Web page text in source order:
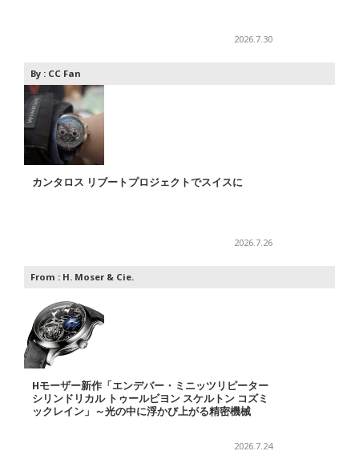
2026.7.30
By : CC Fan
カンタロス リブートプロジェクトでスイスに
2026.7.26
From : H. Moser & Cie.
Hモーザー新作「エンデバー・ミニッツリピーター
シリンドリカル トゥールビヨン スケルトン コズミ
ックレイン」～光の中に浮かび上がる精密機械
2026.7.24